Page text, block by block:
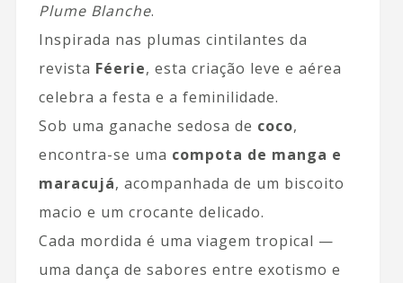
Plume Blanche.
Inspirada nas plumas cintilantes da
revista Féerie, esta criação leve e aérea
celebra a festa e a feminilidade.
Sob uma ganache sedosa de coco,
encontra-se uma compota de manga e
maracujá, acompanhada de um biscoito
macio e um crocante delicado.
Cada mordida é uma viagem tropical —
uma dança de sabores entre exotismo e